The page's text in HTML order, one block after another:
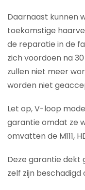
Daarnaast kunnen
toekomstige
de reparatie in de
zich voordoen na
zullen niet meer
worden niet
Let op, V-loop
garantie omdat ze
omvatten de M111,
Deze garantie dekt
zelf zijn